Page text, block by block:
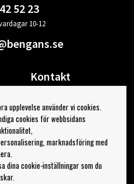
52 23
10-12
Kontakt
Din sida
Logga ut
från Bengans
upplevelse använder vi cookies.
cookies för webbsidans
marknadsföring med
dina cookie-inställningar som du